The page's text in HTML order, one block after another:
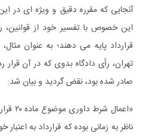
آنجایی که مقرره دقیق و ویژه ای در
این خصوص با تفسیر خود از قوانین،
تهران، رأی دادگاه بدوی که در آن
صادر شده بود، نقض گردید و بیان شد:
ناظر به زمانی بوده که قرارداد به